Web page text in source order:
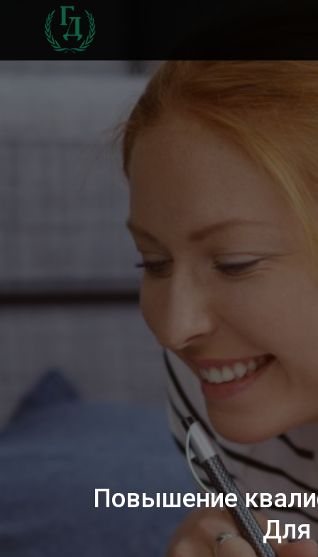
Повышение
Для